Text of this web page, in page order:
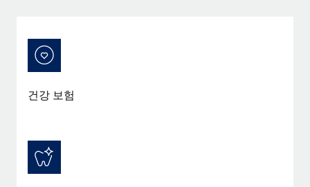
채용 후보자 심사 프로세스 간소화
Compliance Watchtower
법인 설립
모든 리소스 보기
계약자 관리
건강 보험